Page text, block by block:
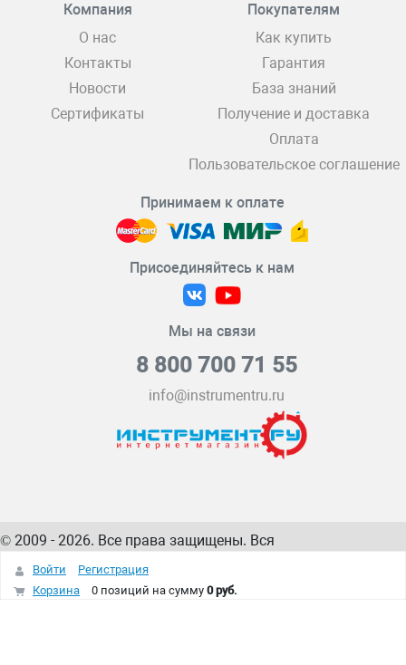
Компания
О нас
Контакты
Новости
Сертификаты
Покупателям
Как купить
Гарантия
База знаний
Получение и доставка
Оплата
Пользовательское соглашение
Принимаем к оплате
Присоединяйтесь к нам
Мы на связи
8 800 700 71 55
info@instrumentru.ru
© 2009 - 2026. Все права защищены. Вся
информация на сайте – собственность
интернет-магазина
Войти
Регистрация
Корзина
0 позиций на сумму 0 руб.